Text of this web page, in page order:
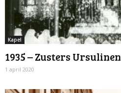
Kapel
1935 – Zusters Ursulinen
1 april 2020